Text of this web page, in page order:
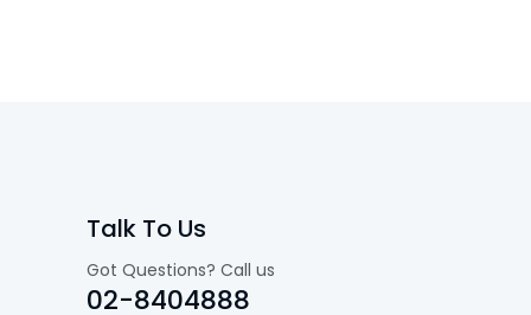
Talk To Us
Got Questions? Call us
02-8404888